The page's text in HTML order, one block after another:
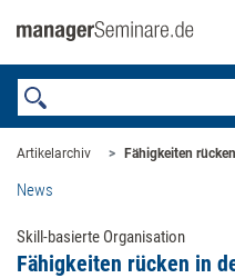
Artikelarchiv Fähigkeiten
News
Skill-basierte Organisation
Fähigkeiten rücken in